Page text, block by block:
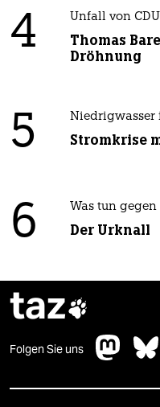
4 Unfall von
Thomas
Dröhnung
5 Niedrigwasser
Stromkrise
6 Was tun
Der Urknall
taz
Folgen Sie uns